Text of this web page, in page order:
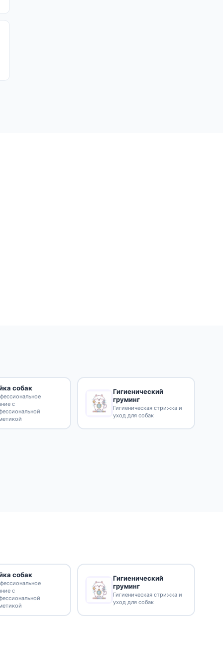
собак
с
Гигиенический
груминг
Гигиеническая стрижка и
уход для собак
собак
с
Гигиенический
груминг
Гигиеническая стрижка и
уход для собак